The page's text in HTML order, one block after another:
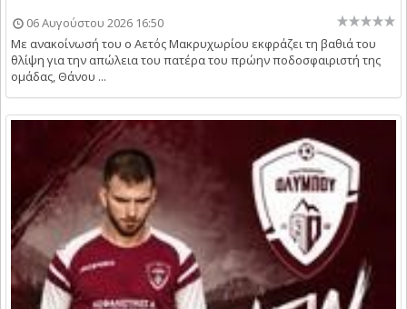
06 Αυγούστου 2026 16:50
Με ανακοίνωσή του ο Αετός Μακρυχωρίου εκφράζει τη βαθιά του
θλίψη για την απώλεια του πατέρα του πρώην ποδοσφαιριστή της
ομάδας, Θάνου ...